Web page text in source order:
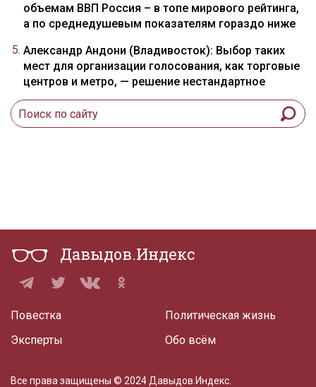
объемам ВВП Россия – в топе мирового рейтинга,
а по среднедушевым показателям гораздо ниже
Александр Андони (Владивосток): Выбор таких
мест для организации голосования, как торговые
центров и метро, — решение нестандартное
Давыдов.Индекс
Повестка
Эксперты
Политическая жизнь
Обо всём
Все права защищены © 2024 Давыдов.Индекс.